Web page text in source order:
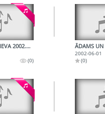
ĀDAMS UN IEVA 2002.05.18.
(0)
2002-06-01
(0)